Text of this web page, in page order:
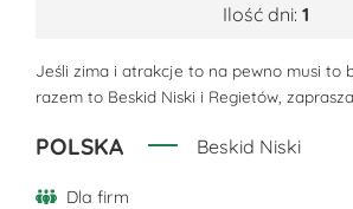
można
wybrać
na
stronie
produktu
Ilość dni: 1
Jeśli zima i atrakcje to na pewno musi to
razem to Beskid Niski i Regietów, zaprasza
POLSKA Beskid Niski
Dla firm